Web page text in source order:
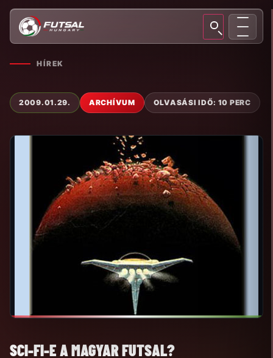
HÍREK
2009.01.29. ARCHÍVUM OLVASÁSI IDŐ: 10 PERC
SCI-FI-E A MAGYAR FUTSAL?